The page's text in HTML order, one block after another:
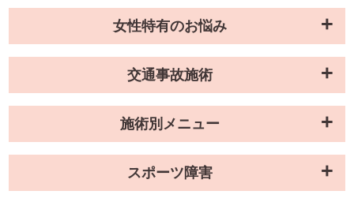
女性特有のお悩み
交通事故施術
施術別メニュー
スポーツ障害